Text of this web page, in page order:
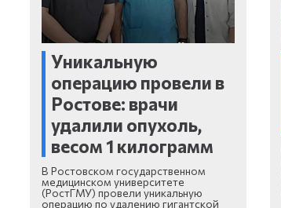
Уникальную
операцию провели в
Ростове: врачи
удалили опухоль,
весом 1 килограмм
В Ростовском государственном
медицинском университете
(РостГМУ) провели уникальную
операцию по удалению гигантской